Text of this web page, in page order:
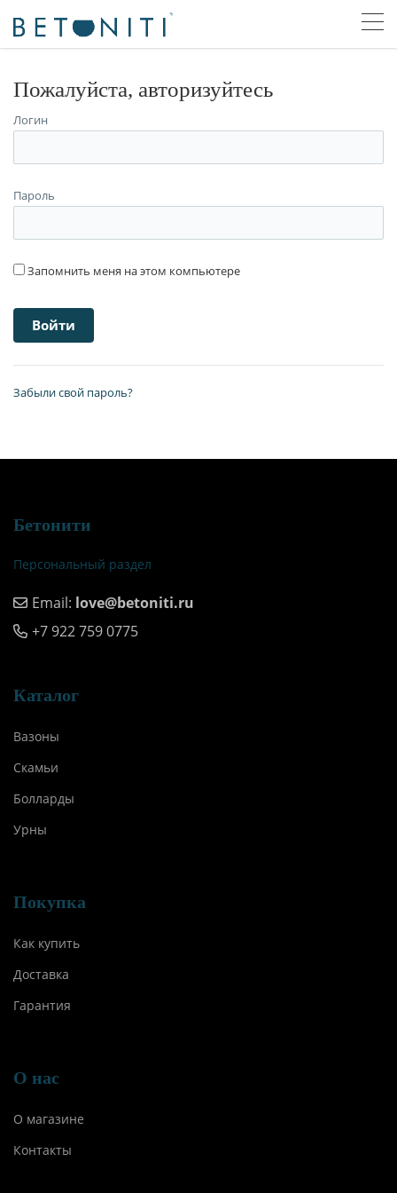
Пожалуйста, авторизуйтесь
Логин
Пароль
Запомнить меня на этом компьютере
Забыли свой пароль?
Бетонити
Персональный раздел
Email: love@betoniti.ru
+7 922 759 0775
Каталог
Вазоны
Скамьи
Болларды
Урны
Покупка
Как купить
Доставка
Гарантия
О нас
О магазине
Контакты